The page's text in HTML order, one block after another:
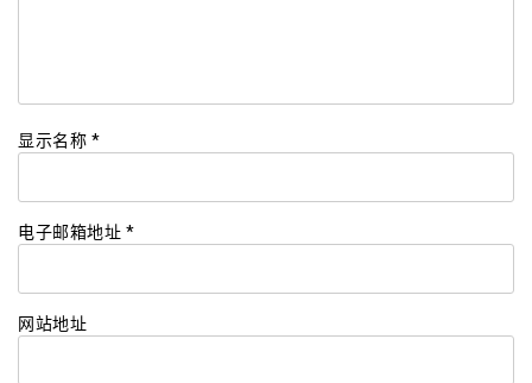
显示名称 *
电子邮箱地址 *
网站地址